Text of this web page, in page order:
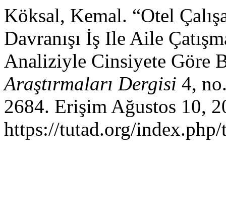
Köksal, Kemal. “Otel
Davranışı İş Ile Aile
Analiziyle Cinsiyete Göre
Araştırmaları Dergisi 4,
2684. Erişim Ağustos 10,
https://tutad.org/